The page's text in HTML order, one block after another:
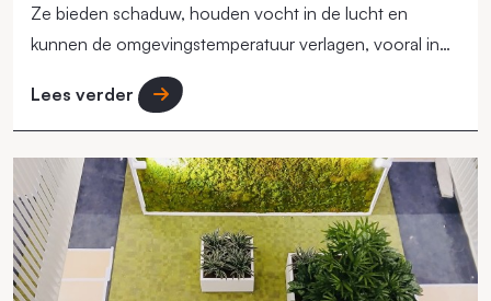
Ze bieden schaduw, houden vocht in de lucht en
kunnen de omgevingstemperatuur verlagen, vooral in
Lees verder